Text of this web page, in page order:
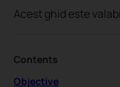
Acest ghid este
Contents
Objective